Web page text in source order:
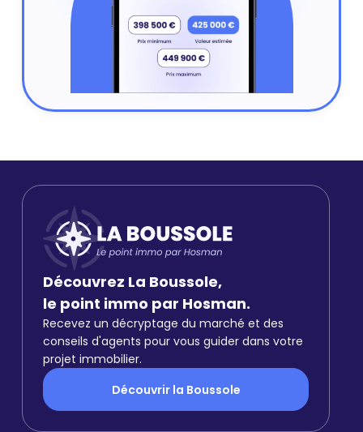
Découvrez La Boussole,
le point immo par Hosman.
Recevez un décryptage du marché et des
conseils d'agents pour vous guider dans votre
projet immobilier.
Découvrir la Boussole